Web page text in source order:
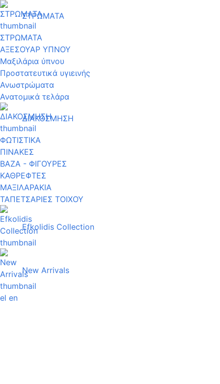
ΣΤΡΩΜΑΤΑ
ΣΤΡΩΜΑΤΑ
ΑΞΕΣΟΥΑΡ ΥΠΝΟΥ
Μαξιλάρια ύπνου
Προστατευτικά υγιεινής
Ανωστρώματα
Ανατομικά τελάρα
ΔΙΑΚΟΣΜΗΣΗ
ΦΩΤΙΣΤΙΚΑ
ΠΙΝΑΚΕΣ
ΒΑΖΑ - ΦΙΓΟΥΡΕΣ
ΚΑΘΡΕΦΤΕΣ
ΜΑΞΙΛΑΡΑΚΙΑ
ΤΑΠΕΤΣΑΡΙΕΣ ΤΟΙΧΟΥ
Efkolidis Collection
New Arrivals
el en